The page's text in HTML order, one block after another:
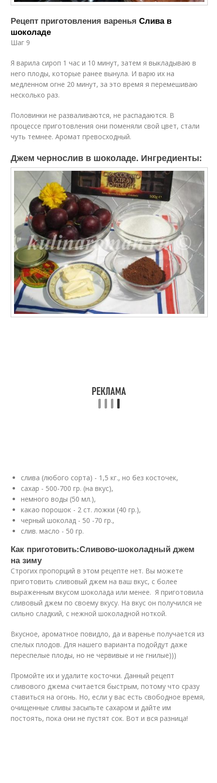
Рецепт приготовления вареньяСлива в
шоколаде
Шаг 9
Я варила сироп 1 час и 10 минут, затем я выкладываю в
него плоды, которые ранее вынула. И варю их на
медленном огне 20 минут, за это время я перемешиваю
несколько раз.
Половинки не разваливаются, не распадаются. В
процессе приготовления они поменяли свой цвет, стали
чуть темнее. Аромат превосходный.
Джем чернослив в шоколаде. Ингредиенты:
слива (любого сорта) - 1,5 кг., но без косточек,
сахар - 500-700 гр. (на вкус),
немного воды (50 мл.),
какао порошок - 2 ст. ложки (40 гр.),
черный шоколад - 50 -70 гр.,
слив. масло - 50 гр.
Как приготовить:Сливово-шоколадный джем
на зиму
Строгих пропорций в этом рецепте нет. Вы можете
приготовить сливовый джем на ваш вкус, с более
выраженным вкусом шоколада или менее. Я приготовила
сливовый джем по своему вкусу. На вкус он получился не
сильно сладкий, с нежной шоколадной ноткой.
Вкусное, ароматное повидло, да и варенье получается из
спелых плодов. Для нашего варианта подойдут даже
переспелые плоды, но не червивые и не гнилые)))
Промойте их и удалите косточки. Данный рецепт
сливового джема считается быстрым, потому что сразу
ставиться на огонь. Но, если у вас есть свободное время,
очищенные сливы засыпьте сахаром и дайте им
постоять, пока они не пустят сок. Вот и вся разница!